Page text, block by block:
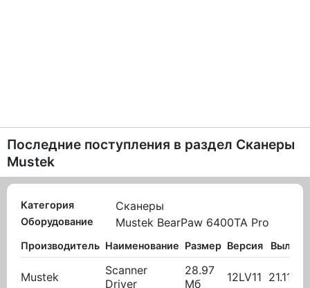
Последние поступления в раздел Сканеры
Mustek
Категория Сканеры
Оборудование Mustek BearPaw 6400TA Pro
Производитель Наименование Размер Версия
Mustek
Scanner
Driver
28.97
Мб
12LV11